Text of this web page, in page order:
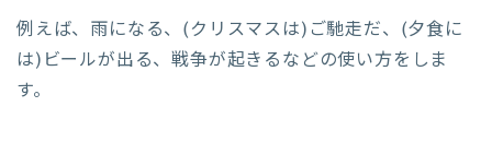
例えば、雨になる、(クリスマスは)ご馳走だ、(夕食に
は)ビールが出る、戦争が起きるなどの使い方をしま
す。